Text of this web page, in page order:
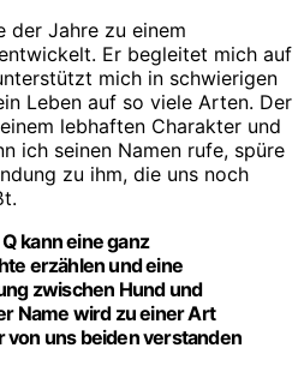
der Jahre zu einem
Er begleitet mich auf
mich in schwierigen
Leben auf so viele Arten. Der
lebhaften Charakter und
ich seinen Namen rufe, spüre
zu ihm, die uns noch
kann eine ganz
erzählen und eine
zwischen Hund und
Name wird zu einer Art
von uns beiden verstanden